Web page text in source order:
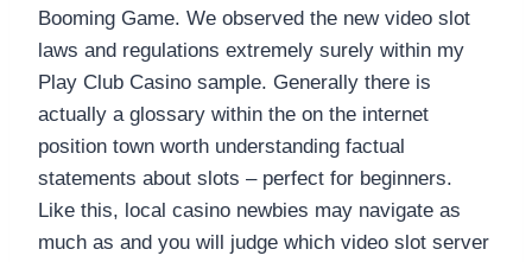
Booming Game. We observed the new video slot
laws and regulations extremely surely within my
Play Club Casino sample. Generally there is
actually a glossary within the on the internet
position town worth understanding factual
statements about slots – perfect for beginners.
Like this, local casino newbies may navigate as
much as and you will judge which video slot server